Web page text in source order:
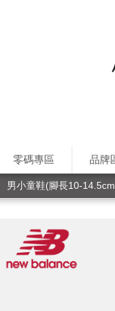
零碼專區 品牌
男小童鞋(腳長10-